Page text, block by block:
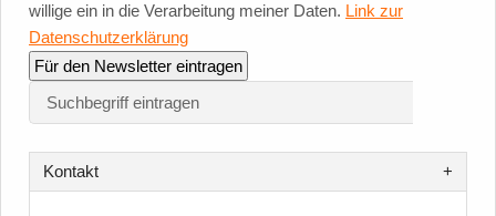
willige ein in die Verarbeitung meiner Daten. Link zur
Datenschutzerklärung
Kontakt